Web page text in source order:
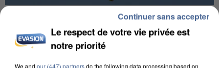
APRÈS TOUTES CES CANICULES, LES REFUGES
DE FAUNE SAUVAGE SONT...
Le respect de votre vie privée est
notre priorité
We and our (447) partnersdo the following data processing based on
Continuer sans accepter